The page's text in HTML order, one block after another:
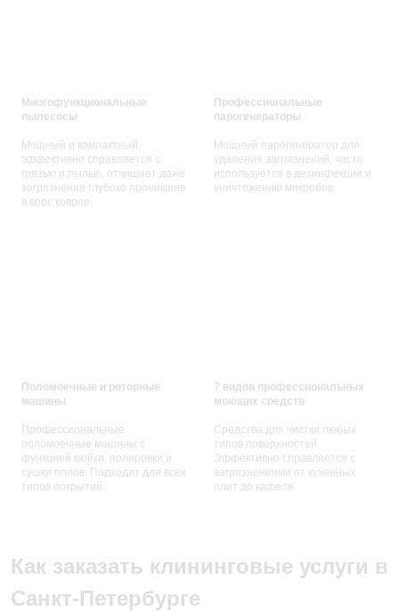
Многофункциональные
пылесосы
Мощный и компактный,
эффективно справляется с
грязью и пылью, отчищает даже
загрязнения глубоко проникшие
в ворс ковров.
Профессиональные
парогенераторы
Мощный парогенератор для
удаления загрязнений, часто
используется в дезинфекции и
уничтожению микробов.
Поломоечные и роторные
машины
Профессиональные
поломоечные машины с
функцией мойки, полировки и
сушки полов. Подходит для всех
типов покрытий.
7 видов профессиональных
моющих средств
Средства для чистки любых
типов поверхностей.
Эффективно справляется с
загрязнениями от кухонных
плит до кафеля.
Как заказать клининговые услуги в
Санкт-Петербурге